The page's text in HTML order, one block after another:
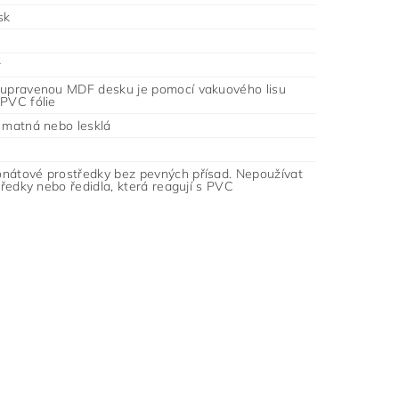
MDF desku je pomocí vakuového lisu
fólie
nebo lesklá
prostředky bez pevných přísad. Nepoužívat
nebo ředidla, která reagují s PVC